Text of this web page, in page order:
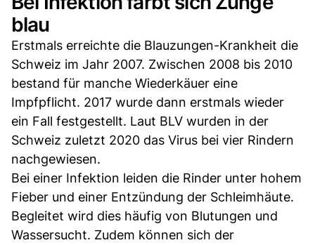
blau
Erstmals erreichte die Blauzungen-Krankheit die
Schweiz im Jahr 2007. Zwischen 2008 bis 2010
bestand für manche Wiederkäuer eine
Impfpflicht. 2017 wurde dann erstmals wieder
ein Fall festgestellt. Laut BLV wurden in der
Schweiz zuletzt 2020 das Virus bei vier Rindern
nachgewiesen.
Bei einer Infektion leiden die Rinder unter hohem
Fieber und einer Entzündung der Schleimhäute.
Begleitet wird dies häufig von Blutungen und
Wassersucht. Zudem können sich der